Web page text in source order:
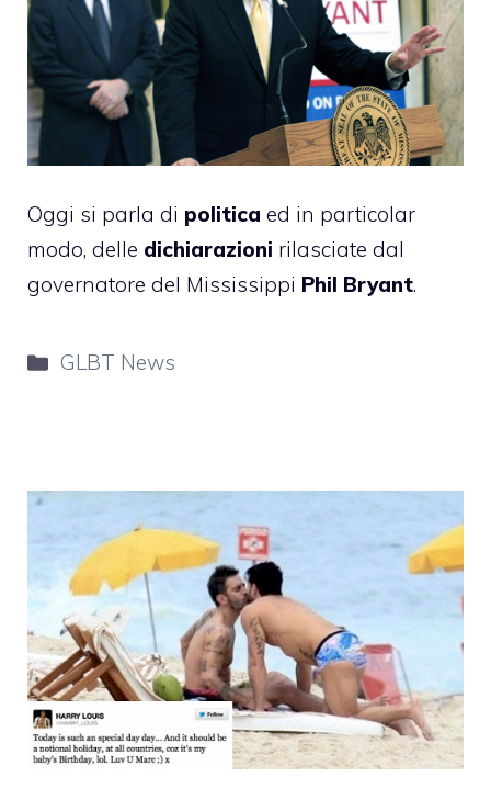
Oggi si parla di politica ed in particolar
modo, delle dichiarazioni rilasciate dal
governatore del Mississippi Phil Bryant.
Categorie
GLBT News